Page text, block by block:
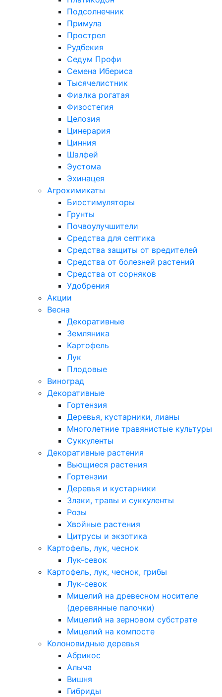
Подсолнечник
Примула
Прострел
Рудбекия
Седум Профи
Семена Ибериса
Тысячелистник
Фиалка рогатая
Физостегия
Целозия
Цинерария
Цинния
Шалфей
Эустома
Эхинацея
Агрохимикаты
Биостимуляторы
Грунты
Почвоулучшители
Средства для септика
Средства защиты от вредителей
Средства от болезней растений
Средства от сорняков
Удобрения
Акции
Весна
Декоративные
Земляника
Картофель
Лук
Плодовые
Виноград
Декоративные
Гортензия
Деревья, кустарники, лианы
Многолетние травянистые культуры
Суккуленты
Декоративные растения
Вьющиеся растения
Гортензии
Деревья и кустарники
Злаки, травы и суккуленты
Розы
Хвойные растения
Цитрусы и экзотика
Картофель, лук, чеснок
Лук-севок
Картофель, лук, чеснок, грибы
Лук-севок
Мицелий на древесном носителе
(деревянные палочки)
Мицелий на зерновом субстрате
Мицелий на компосте
Колоновидные деревья
Абрикос
Алыча
Вишня
Гибриды